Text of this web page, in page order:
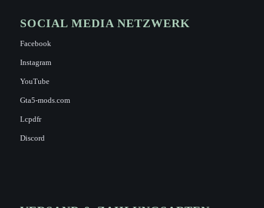
SOCIAL MEDIA NETZWERK
Facebook
Instagram
YouTube
Gta5-mods.com
Lcpdfr
Discord